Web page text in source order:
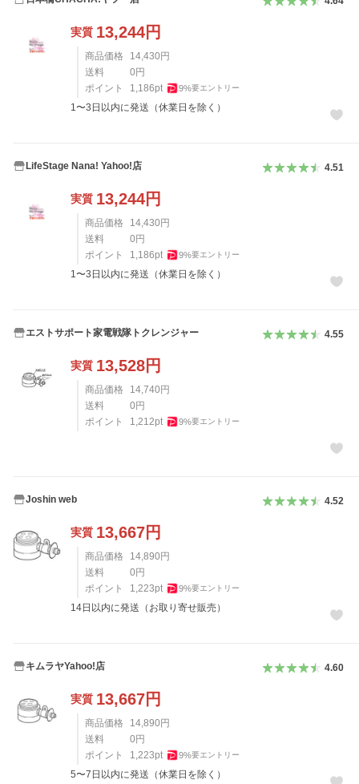
実質 13,244円
商品価格 14,430 円
送料
0 円
ポイント
1,186pt 9%要エントリー
1〜3日以内に発送（休業日を除く）
LifeStage Nana! Yahoo!店 4.51
実質 13,244円
商品価格 14,430 円
送料
0 円
ポイント
1,186pt 9%要エントリー
1〜3日以内に発送（休業日を除く）
エストサポート家電戦隊トクレンジャー 4.55
実質 13,528円
商品価格 14,740 円
送料
0 円
ポイント
1,212pt 9%要エントリー
Joshin web 4.52
実質 13,667円
商品価格 14,890 円
送料
0 円
ポイント
1,223pt 9%要エントリー
14日以内に発送（お取り寄せ販売）
キムラヤYahoo!店 4.60
実質 13,667円
商品価格 14,890 円
送料
0 円
ポイント
1,223pt 9%要エントリー
5〜7日以内に発送（休業日を除く）